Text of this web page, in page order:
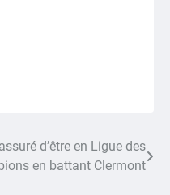
d’être en Ligue des
en battant Clermont